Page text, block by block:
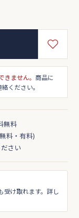
きません。商品に
ください。
無料
料・有料)
さい
受け取れます。詳し